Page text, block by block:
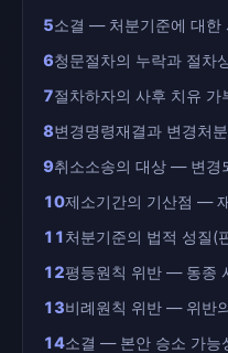
5소결 — 처분기준에 대한
6청문절차의 누락과 절차
7절차하자의 사후 치유 가
8변경명령재결과 변경처
9취소소송의 대상 — 변경
10제소기간의 기산점 —
11처분기준의 법적 성질(
12평등원칙 위반 — 동종
13비례원칙 위반 — 위반
14소결 — 본안 승소 가능